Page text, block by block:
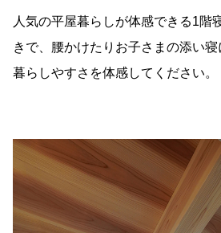
人気の平屋暮らしが体感できる1階
きで、腰かけたりお子さまの添い寝
暮らしやすさを体感してください。